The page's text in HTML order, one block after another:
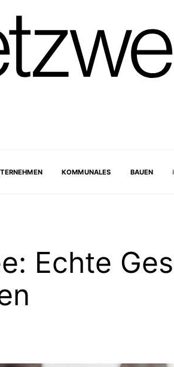
KOMMUNALES BAUEN
Echte